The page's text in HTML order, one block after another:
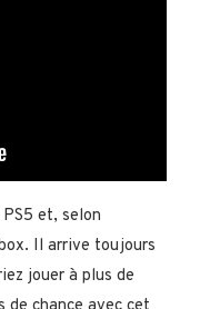
et, selon
Il arrive toujours
jouer à plus de